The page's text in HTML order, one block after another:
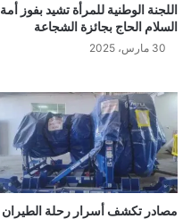
اللجنة الوطنية للمرأة تشيد بفوز أمة
السلام الحاج بجائزة الشجاعة
30 مارس، 2025
مصادر تكشف أسرار رحلة الطيران